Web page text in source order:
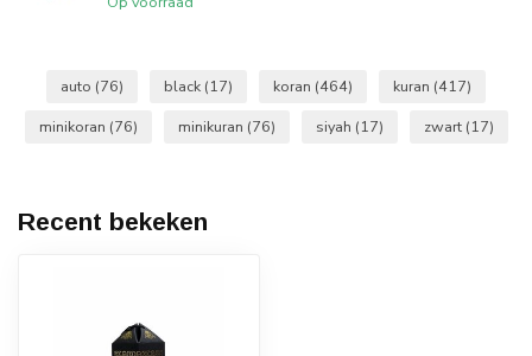
auto (76) black (17) koran (464) kuran (417)
minikoran (76) minikuran (76) siyah (17) zwart (17)
Recent bekeken